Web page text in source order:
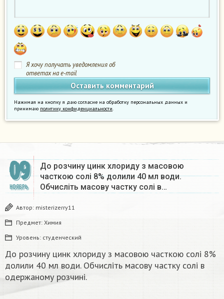
Я хочу получать уведомления об
ответах на e-mail
Нажимая на кнопку я даю согласие на обработку персональных данных и
принимаю политику конфиденциальности.
09
НОЯБРЬ
До розчину цинк хлориду з масовою
часткою солі 8% долили 40 мл води.
Обчисліть масову частку солі в…
Автор: misterizerry11
Предмет: Химия
Уровень: студенческий
До розчину цинк хлориду з масовою часткою солі 8%
долили 40 мл води. Обчисліть масову частку солі в
одержаному розчині.